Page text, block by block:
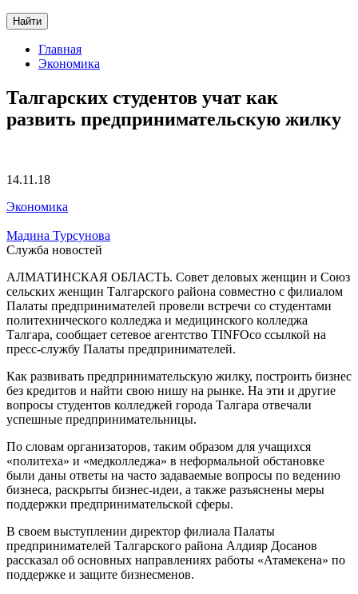
Найти
Главная
Экономика
Талгарских студентов учат как
развить предпринимательскую жилку
14.11.18
Экономика
Мадина Турсунова
Служба новостей
АЛМАТИНСКАЯ ОБЛАСТЬ. Совет деловых женщин и Союз
сельских женщин Талгарского района совместно с филиалом
Палаты предпринимателей провели встречи со студентами
политехнического колледжа и медицинского колледжа
Талгара, сообщает сетевое агентство TINFOсо ссылкой на
пресс-службу Палаты предпринимателей.
Как развивать предпринимательскую жилку, построить бизнес
без кредитов и найти свою нишу на рынке. На эти и другие
вопросы студентов колледжей города Талгара отвечали
успешные предпринимательницы.
По словам организаторов, таким образом для учащихся
«политеха» и «медколледжа» в неформальной обстановке
были даны ответы на часто задаваемые вопросы по ведению
бизнеса, раскрыты бизнес-идеи, а также разъяснены меры
поддержки предпринимательской сферы.
В своем выступлении директор филиала Палаты
предпринимателей Талгарского района Алдияр Досанов
рассказал об основных направлениях работы «Атамекена» по
поддержке и защите бизнесменов.